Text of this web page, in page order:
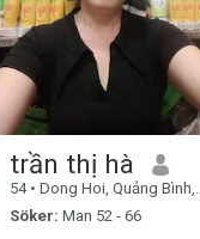
trần thị hà
54 • Dong Hoi, Quảng Bình, Vietnam
Söker: Man 52 - 66